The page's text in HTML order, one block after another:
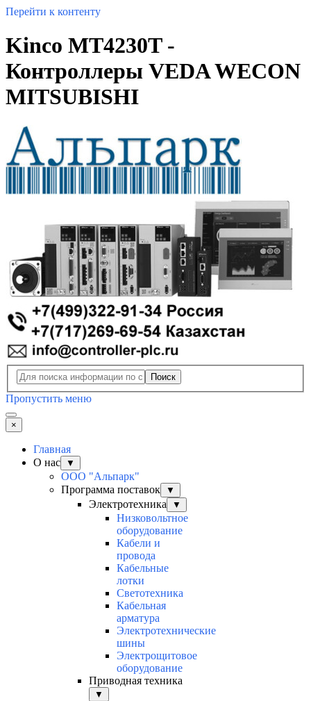
Перейти к контенту
Kinco MT4230T -
Контроллеры VEDA WECON
MITSUBISHI
Поиск
Пропустить меню
×
Главная
О нас
▼
ООО "Альпарк"
Программа поставок
▼
Электротехника ▼
Низковольтное
оборудование
Кабели и
провода
Кабельные
лотки
Светотехника
Кабельная
арматура
Электротехнические
шины
Электрощитовое
оборудование
Приводная техника
▼